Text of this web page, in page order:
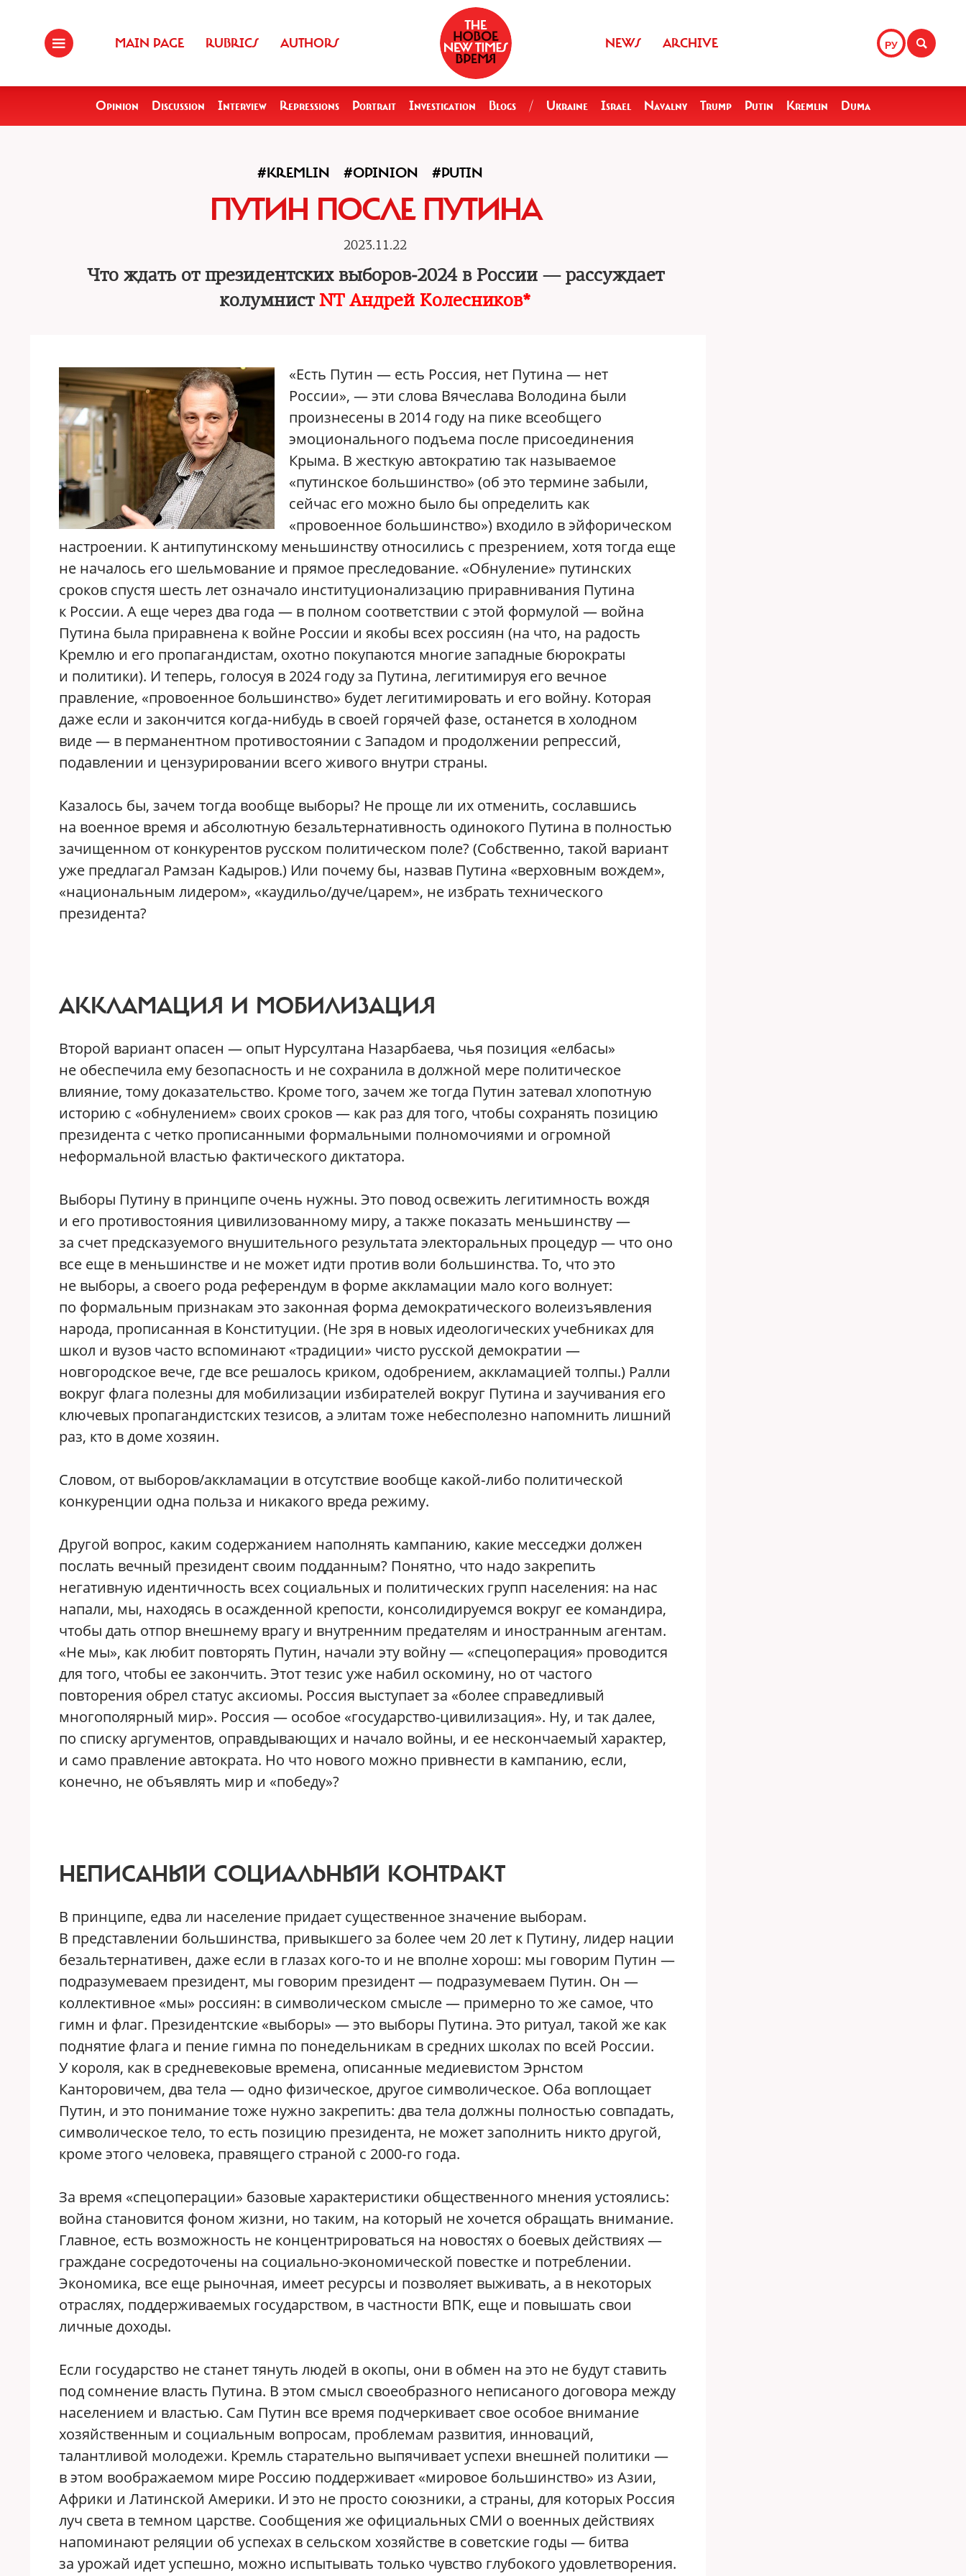
MAIN PAGE RUBRICS AUTHORS РУ
NEWS ARCHIVE
Opinion Discussion Interview Repressions Portrait Investigation Blogs / Ukraine Israel Navalny Trump Putin Kremlin Duma
#KREMLIN #OPINION #PUTIN
ПУТИН ПОСЛЕ ПУТИНА
2023.11.22
Что ждать от президентских выборов‑2024 в России — рассуждает
колумнист NT Андрей Колесников*
«Есть Путин — есть Россия, нет Путина — нет
России», — эти слова Вячеслава Володина были
произнесены в 2014 году на пике всеобщего
эмоционального подъема после присоединения
Крыма. В жесткую автократию так называемое
«путинское большинство» (об это термине забыли,
сейчас его можно было бы определить как
«провоенное большинство») входило в эйфорическом
настроении. К антипутинскому меньшинству относились с презрением, хотя тогда еще
не началось его шельмование и прямое преследование. «Обнуление» путинских
сроков спустя шесть лет означало институционализацию приравнивания Путина
к России. А еще через два года — в полном соответствии с этой формулой — война
Путина была приравнена к войне России и якобы всех россиян (на что, на радость
Кремлю и его пропагандистам, охотно покупаются многие западные бюрократы
и политики). И теперь, голосуя в 2024 году за Путина, легитимируя его вечное
правление, «провоенное большинство» будет легитимировать и его войну. Которая
даже если и закончится когда‑нибудь в своей горячей фазе, останется в холодном
виде — в перманентном противостоянии с Западом и продолжении репрессий,
подавлении и цензурировании всего живого внутри страны.
Казалось бы, зачем тогда вообще выборы? Не проще ли их отменить, сославшись
на военное время и абсолютную безальтернативность одинокого Путина в полностью
зачищенном от конкурентов русском политическом поле? (Собственно, такой вариант
уже предлагал Рамзан Кадыров.) Или почему бы, назвав Путина «верховным вождем»,
«национальным лидером», «каудильо/дуче/царем», не избрать технического
президента?
АККЛАМАЦИЯ И МОБИЛИЗАЦИЯ
Второй вариант опасен — опыт Нурсултана Назарбаева, чья позиция «елбасы»
не обеспечила ему безопасность и не сохранила в должной мере политическое
влияние, тому доказательство. Кроме того, зачем же тогда Путин затевал хлопотную
историю с «обнулением» своих сроков — как раз для того, чтобы сохранять позицию
президента с четко прописанными формальными полномочиями и огромной
неформальной властью фактического диктатора.
Выборы Путину в принципе очень нужны. Это повод освежить легитимность вождя
и его противостояния цивилизованному миру, а также показать меньшинству —
за счет предсказуемого внушительного результата электоральных процедур — что оно
все еще в меньшинстве и не может идти против воли большинства. То, что это
не выборы, а своего рода референдум в форме аккламации мало кого волнует:
по формальным признакам это законная форма демократического волеизъявления
народа, прописанная в Конституции. (Не зря в новых идеологических учебниках для
школ и вузов часто вспоминают «традиции» чисто русской демократии —
новгородское вече, где все решалось криком, одобрением, аккламацией толпы.) Ралли
вокруг флага полезны для мобилизации избирателей вокруг Путина и заучивания его
ключевых пропагандистских тезисов, а элитам тоже небесполезно напомнить лишний
раз, кто в доме хозяин.
Словом, от выборов/аккламации в отсутствие вообще какой‑либо политической
конкуренции одна польза и никакого вреда режиму.
Другой вопрос, каким содержанием наполнять кампанию, какие месседжи должен
послать вечный президент своим подданным? Понятно, что надо закрепить
негативную идентичность всех социальных и политических групп населения: на нас
напали, мы, находясь в осажденной крепости, консолидируемся вокруг ее командира,
чтобы дать отпор внешнему врагу и внутренним предателям и иностранным агентам.
«Не мы», как любит повторять Путин, начали эту войну — «спецоперация» проводится
для того, чтобы ее закончить. Этот тезис уже набил оскомину, но от частого
повторения обрел статус аксиомы. Россия выступает за «более справедливый
многополярный мир». Россия — особое «государство-цивилизация». Ну, и так далее,
по списку аргументов, оправдывающих и начало войны, и ее нескончаемый характер,
и само правление автократа. Но что нового можно привнести в кампанию, если,
конечно, не объявлять мир и «победу»?
НЕПИСАНЫЙ СОЦИАЛЬНЫЙ КОНТРАКТ
В принципе, едва ли население придает существенное значение выборам.
В представлении большинства, привыкшего за более чем 20 лет к Путину, лидер нации
безальтернативен, даже если в глазах кого‑то и не вполне хорош: мы говорим Путин —
подразумеваем президент, мы говорим президент — подразумеваем Путин. Он —
коллективное «мы» россиян: в символическом смысле — примерно то же самое, что
гимн и флаг. Президентские «выборы» — это выборы Путина. Это ритуал, такой же как
поднятие флага и пение гимна по понедельникам в средних школах по всей России.
У короля, как в средневековые времена, описанные медиевистом Эрнстом
Канторовичем, два тела — одно физическое, другое символическое. Оба воплощает
Путин, и это понимание тоже нужно закрепить: два тела должны полностью совпадать,
символическое тело, то есть позицию президента, не может заполнить никто другой,
кроме этого человека, правящего страной с 2000‑го года.
За время «спецоперации» базовые характеристики общественного мнения устоялись:
война становится фоном жизни, но таким, на который не хочется обращать внимание.
Главное, есть возможность не концентрироваться на новостях о боевых действиях —
граждане сосредоточены на социально-экономической повестке и потреблении.
Экономика, все еще рыночная, имеет ресурсы и позволяет выживать, а в некоторых
отраслях, поддерживаемых государством, в частности ВПК, еще и повышать свои
личные доходы.
Если государство не станет тянуть людей в окопы, они в обмен на это не будут ставить
под сомнение власть Путина. В этом смысл своеобразного неписаного договора между
населением и властью. Сам Путин все время подчеркивает свое особое внимание
хозяйственным и социальным вопросам, проблемам развития, инноваций,
талантливой молодежи. Кремль старательно выпячивает успехи внешней политики —
в этом воображаемом мире Россию поддерживает «мировое большинство» из Азии,
Африки и Латинской Америки. И это не просто союзники, а страны, для которых Россия
луч света в темном царстве. Сообщения же официальных СМИ о военных действиях
напоминают реляции об успехах в сельском хозяйстве в советские годы — битва
за урожай идет успешно, можно испытывать только чувство глубокого удовлетворения.